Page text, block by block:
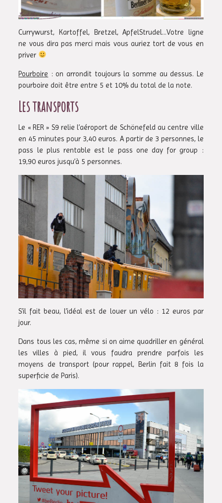
Currywurst, Kartoffel, Bretzel, ApfelStrudel…Votre ligne
ne vous dira pas merci mais vous auriez tort de vous en
priver
Pourboire : on arrondit toujours la somme au dessus. Le
pourboire doit être entre 5 et 10% du total de la note.
Les transports
Le « RER » S9 relie l’aéroport de Schönefeld au centre ville
en 45 minutes pour 3,40 euros. A partir de 3 personnes, le
pass le plus rentable est le pass one day for group :
19,90 euros jusqu’à 5 personnes.
S’il fait beau, l’idéal est de louer un vélo : 12 euros par
jour.
Dans tous les cas, même si on aime quadriller en général
les villes à pied, il vous faudra prendre parfois les
moyens de transport (pour rappel, Berlin fait 8 fois la
superficie de Paris).